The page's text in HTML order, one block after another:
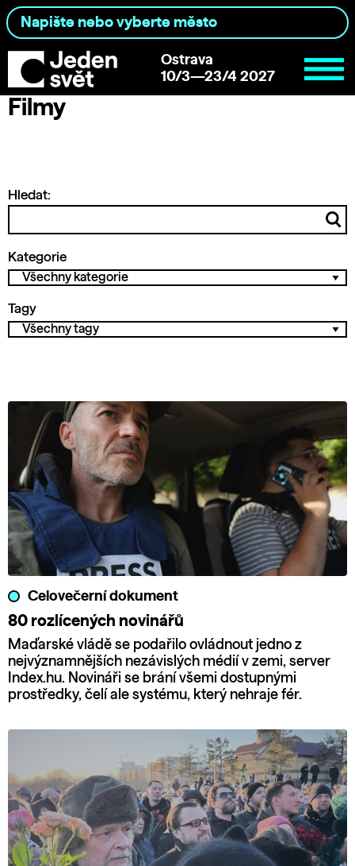
Ostrava
10/3—23/4 2027
Filmy
Hledat:
Kategorie
Tagy
Celovečerní dokument
80 rozlícených novinářů
Maďarské vládě se podařilo ovládnout jedno z
nejvýznamnějších nezávislých médií v zemi, server
Index.hu. Novináři se brání všemi dostupnými
prostředky, čelí ale systému, který nehraje fér.